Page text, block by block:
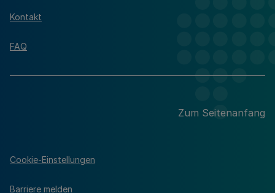
Kontakt
FAQ
Zum Seitenanfang
Cookie-Einstellungen
Barriere melden